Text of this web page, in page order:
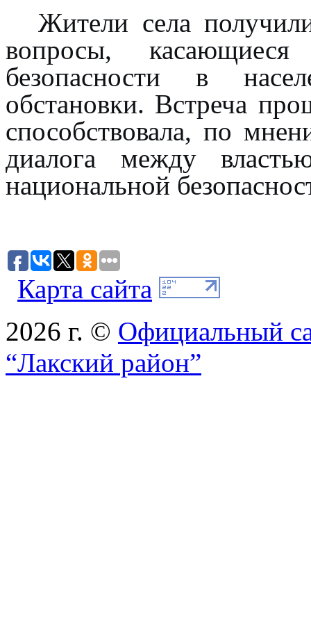
Жители села
вопросы, касающиеся
безопасности в
обстановки. Встреча
способствовала, по
диалога между
национальной
Карта сайта
2026 г. © Официальный
“Лакский район”